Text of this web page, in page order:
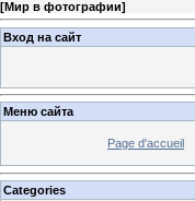
[Мир в фотографии]
Вход на сайт
Меню сайта
Page d'accueil
Categories